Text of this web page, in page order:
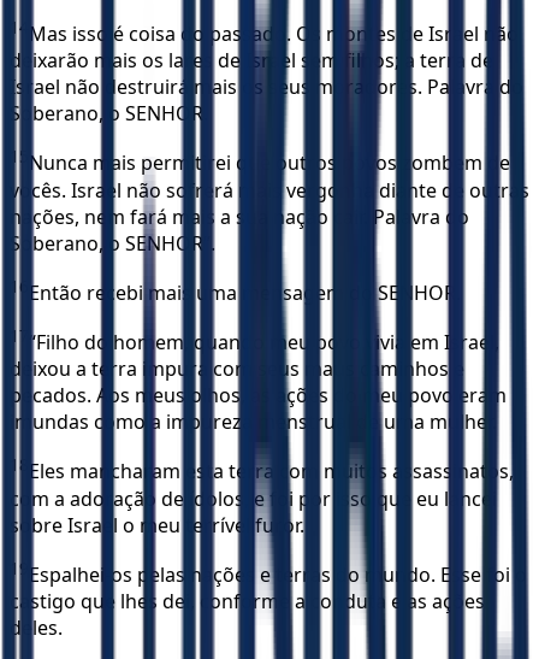
14 Mas isso é coisa do passado. Os montes de Israel não
deixarão mais os lares de Israel sem filhos; a terra de
Israel não destruirá mais os seus moradores. Palavra do
Soberano, o SENHOR.
15 Nunca mais permitirei que outros povos zombem de
vocês. Israel não sofrerá mais vergonha diante de outras
nações, nem fará mais a sua nação cair. Palavra do
Soberano, o SENHOR”.
16 Então recebi mais uma mensagem do SENHOR.
17 “Filho do homem, quando meu povo vivia em Israel,
deixou a terra impura com seus maus caminhos e
pecados. Aos meus olhos, as ações do meu povo eram
imundas como a impureza menstrual de uma mulher.
18 Eles mancharam esta terra com muitos assassinatos,
com a adoração de ídolos, e foi por isso que eu lancei
sobre Israel o meu terrível furor.
19 Espalhei-os pelas nações e terras do mundo. Esse foi o
castigo que lhes dei, conforme a conduta e as ações
deles.